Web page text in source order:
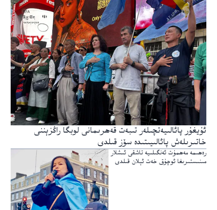
ئۇيغۇر پائالىيەتچىلەر تىبەت قەھرىمانى لوبگا راڭزېننى
خاتىرىلەش پائالىيىتىدە سۆز قىلدى
رەھىمە مەھمۇت ئەنگىلىيە تاشقى ئىشلار
مىنىستىرىغا ئوچۇق خەت ئېلان قىلدى